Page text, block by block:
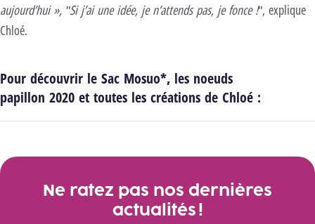
aujourd’hui », "Si j’ai une idée, je n’attends pas, je fonce !", explique
Chloé.
Pour découvrir le Sac Mosuo*, les noeuds
papillon 2020 et toutes les créations de Chloé :
Ne ratez pas nos dernières
actualités !